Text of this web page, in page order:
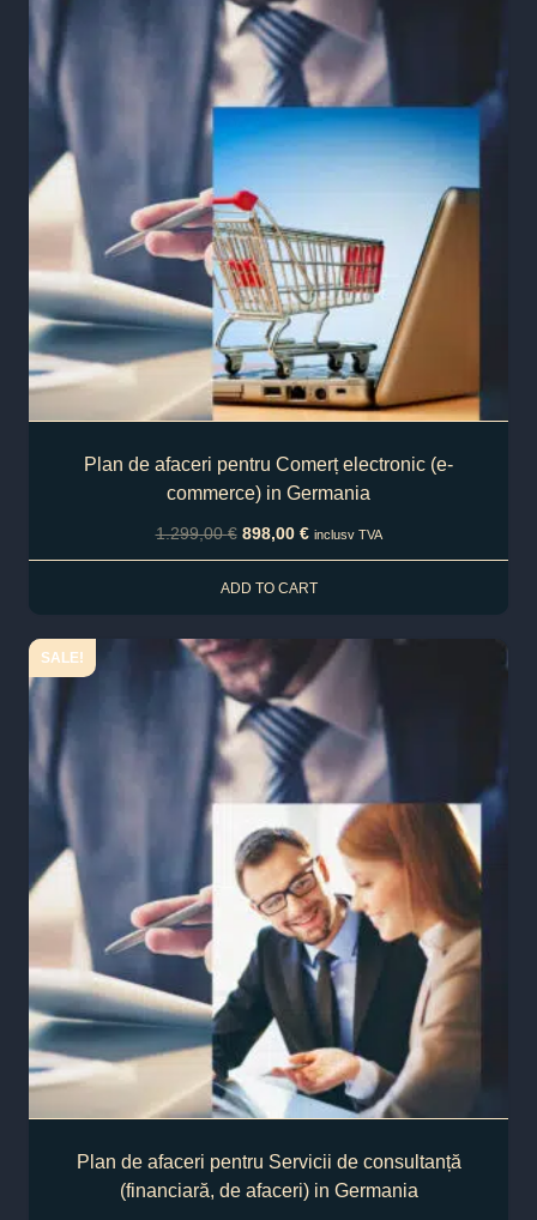
Plan de afaceri pentru Comerț electronic (e-
commerce) in Germania
1.299,00€ 898,00 € inclusv TVA
ADD TO CART
SALE!
Plan de afaceri pentru Servicii de consultanță
(financiară, de afaceri) in Germania